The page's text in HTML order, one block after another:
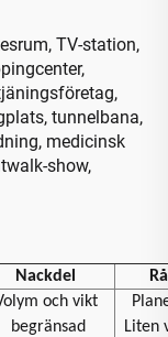
TV-station,
tunnelbana,
medicinsk
show,
Nackdel
och vikt
begränsad
Liten